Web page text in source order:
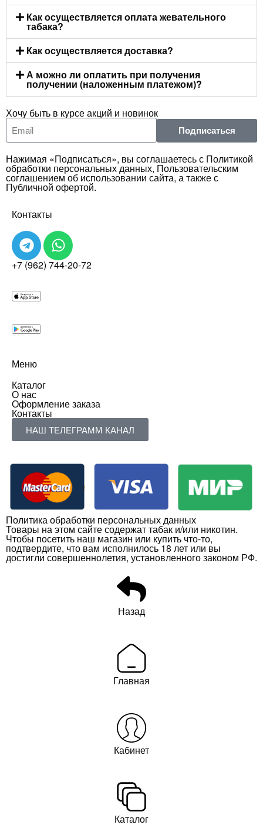
Как осуществляется оплата жевательного
табака?
Как осуществляется доставка?
А можно ли оплатить при получения
получении (наложенным платежом)?
Хочу быть в курсе акций и новинок
Подписаться
Нажимая «Подписаться», вы соглашаетесь с Политикой
обработки персональных данных, Пользовательским
соглашением об использовании сайта, а также с
Публичной офертой.
Контакты
+7 (962) 744-20-72
Меню
Каталог
О нас
Оформление заказа
Контакты
НАШ ТЕЛЕГРАММ КАНАЛ
Политика обработки персональных данных
Товары на этом сайте содержат табак и/или никотин.
Чтобы посетить наш магазин или купить что-то,
подтвердите, что вам исполнилось 18 лет или вы
достигли совершеннолетия, установленного законом РФ.
Назад
Главная
Кабинет
Каталог